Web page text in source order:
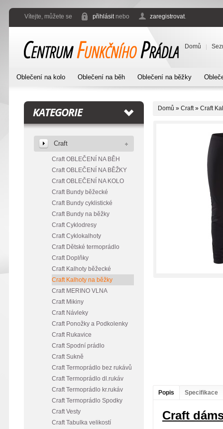
Vítejte, můžete se přihlásitnebo zaregistrovat.
Domů
Oblečení na kolo Oblečení na běh Oblečení na běžky
KATEGORIE
Craft
Craft OBLEČENÍ NA BĚH
Craft OBLEČENÍ NA BĚŽKY
Craft OBLEČENÍ NA KOLO
Craft Bundy běžecké
Craft Bundy cyklistické
Craft Bundy na běžky
Craft Cyklodresy
Craft Cyklokalhoty
Craft Dětské termoprádlo
Craft Doplňky
Craft Kalhoty běžecké
Craft Kalhoty na běžky
Craft MERINO VLNA
Craft Mikiny
Craft Návleky
Craft Ponožky a Podkolenky
Craft Rukavice
Craft Spodní prádlo
Craft Sukně
Craft Termoprádlo bez rukávů
Craft Termoprádlo dl.rukáv
Craft Termoprádlo kr.rukáv
Craft Termoprádlo Spodky
Craft Vesty
Craft Tabulka velikostí
Domů » Craft» Craft
Popis Specifikace
Craft